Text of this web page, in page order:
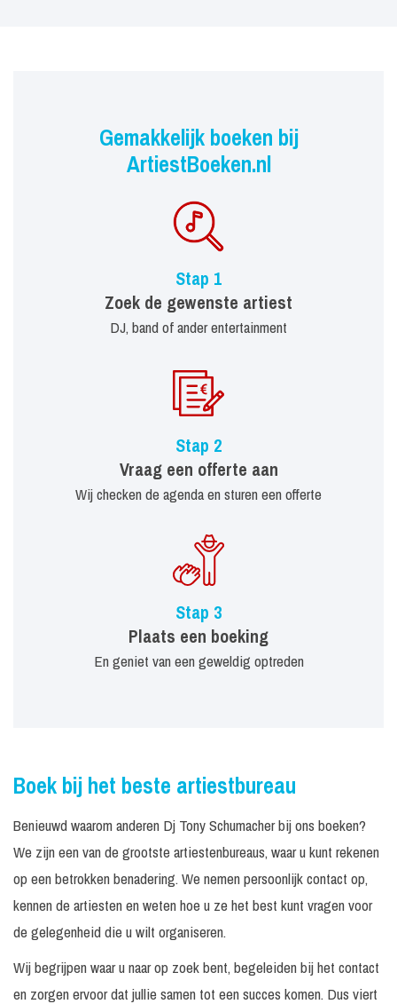
Gemakkelijk boeken bij
ArtiestBoeken.nl
Stap 1
Zoek de gewenste artiest
DJ, band of ander entertainment
Stap 2
Vraag een offerte aan
Wij checken de agenda en sturen een offerte
Stap 3
Plaats een boeking
En geniet van een geweldig optreden
Boek bij het beste artiestbureau
Benieuwd waarom anderen Dj Tony Schumacher bij ons boeken?
We zijn een van de grootste artiestenbureaus, waar u kunt rekenen
op een betrokken benadering. We nemen persoonlijk contact op,
kennen de artiesten en weten hoe u ze het best kunt vragen voor
de gelegenheid die u wilt organiseren.
Wij begrijpen waar u naar op zoek bent, begeleiden bij het contact
en zorgen ervoor dat jullie samen tot een succes komen. Dus viert